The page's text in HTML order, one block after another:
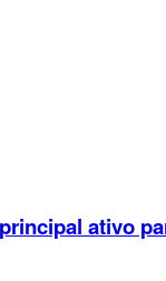
ativo